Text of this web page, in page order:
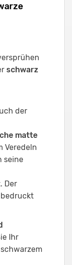
schwarz
der
matte
Veredeln
seine
. Der
bedruckt
Ihr